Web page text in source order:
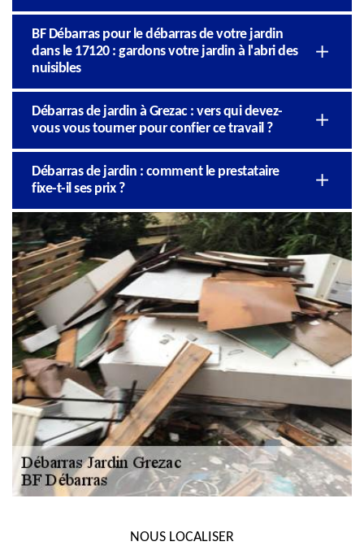
BF Débarras pour le débarras de votre jardin
dans le 17120 : gardons votre jardin à l'abri des
nuisibles
Débarras de jardin à Grezac : vers qui devez-
vous vous tourner pour confier ce travail ?
Débarras de jardin : comment le prestataire
fixe-t-il ses prix ?
NOUS LOCALISER